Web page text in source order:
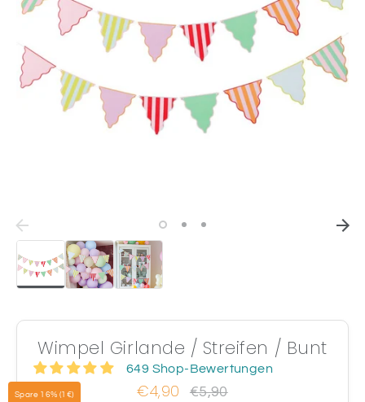
Wimpel Girlande / Streifen / Bunt
649 Shop-Bewertungen
€4,90
Normaler
€5,90
Spare 16% (1€)